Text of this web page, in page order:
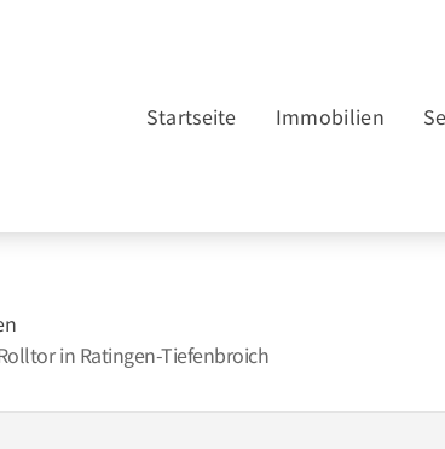
Startseite Immobilien
in Ratingen-Tiefenbroich